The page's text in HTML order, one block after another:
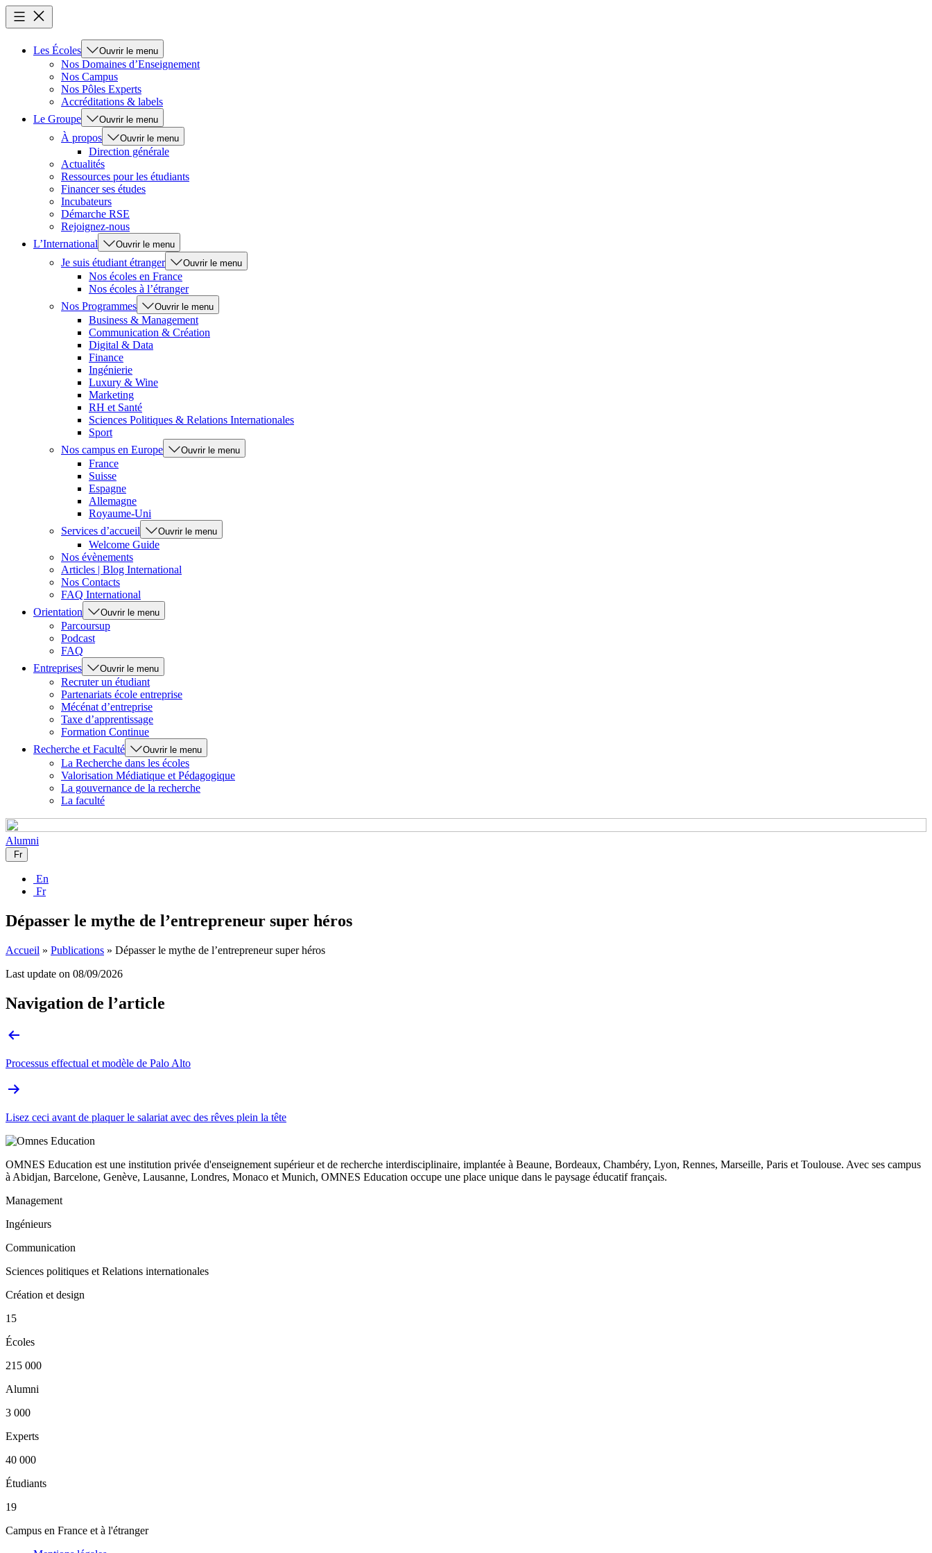
Les Écoles Ouvrir le menu
Nos Domaines d’Enseignement
Nos Campus
Nos Pôles Experts
Accréditations & labels
Le Groupe
Ouvrir le menu
À propos Ouvrir le menu
Direction générale
Actualités
Ressources pour les étudiants
Financer ses études
Incubateurs
Démarche RSE
Rejoignez-nous
L’International
Ouvrir le menu
Je suis étudiant étranger Ouvrir le menu
Nos écoles en France
Nos écoles à l’étranger
Nos Programmes
Ouvrir le menu
Business & Management
Communication & Création
Digital & Data
Finance
Ingénierie
Luxury & Wine
Marketing
RH et Santé
Sciences Politiques & Relations Internationales
Sport
Nos campus en Europe
Ouvrir le menu
France
Suisse
Espagne
Allemagne
Royaume-Uni
Services d’accueil
Ouvrir le menu
Welcome Guide
Nos évènements
Articles | Blog International
Nos Contacts
FAQ International
Orientation
Ouvrir le menu
Parcoursup
Podcast
FAQ
Entreprises
Ouvrir le menu
Recruter un étudiant
Partenariats école entreprise
Mécénat d’entreprise
Taxe d’apprentissage
Formation Continue
Recherche et Faculté
Ouvrir le menu
La Recherche dans les écoles
Valorisation Médiatique et Pédagogique
La gouvernance de la recherche
La faculté
Alumni
Fr
En
Fr
Dépasser le mythe de l’entrepreneur super héros
Accueil » Publications » Dépasser le mythe de l’entrepreneur super héros
Last update on 08/09/2026
Navigation de l’article
Processus effectual et modèle de Palo Alto
Lisez ceci avant de plaquer le salariat avec des rêves plein la tête
OMNES Education est une institution privée d'enseignement supérieur et de recherche interdisciplinaire, implantée à Beaune, Bordeaux, Chambéry, Lyon, Rennes, Marseille, Paris et Toulouse. Avec ses campus
à Abidjan, Barcelone, Genève, Lausanne, Londres, Monaco et Munich, OMNES Education occupe une place unique dans le paysage éducatif français.
Management
Ingénieurs
Communication
Sciences politiques et Relations internationales
Création et design
15
Écoles
215 000
Alumni
3 000
Experts
40 000
Étudiants
19
Campus en France et à l'étranger